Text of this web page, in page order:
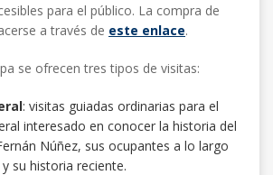
para el público. La compra de
a través de este enlace.
se ofrecen tres tipos de visitas:
: visitas guiadas ordinarias para el
interesado en conocer la historia del
Núñez, sus ocupantes a lo largo
su historia reciente.